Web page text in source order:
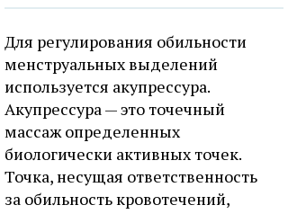
Для регулирования обильности
менструальных выделений
используется акупрессура.
Акупрессура — это точечный
массаж определенных
биологически активных точек.
Точка, несущая ответственность
за обильность кровотечений,